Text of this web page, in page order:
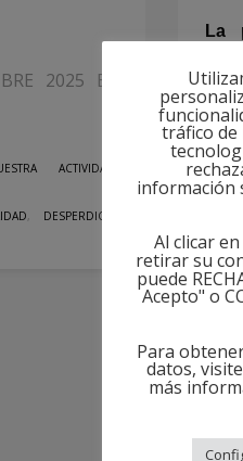
2025
BY
ACTIVIDAD
, DESPERDICIO
La
y
tráfico de
información
Al clicar
retirar su
puede
Acepto" o
Para
datos,
más